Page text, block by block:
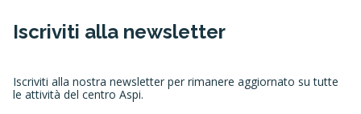
Iscriviti alla newsletter
Iscriviti alla nostra newsletter per rimanere aggiornato su tutte
le attività del centro Aspi.